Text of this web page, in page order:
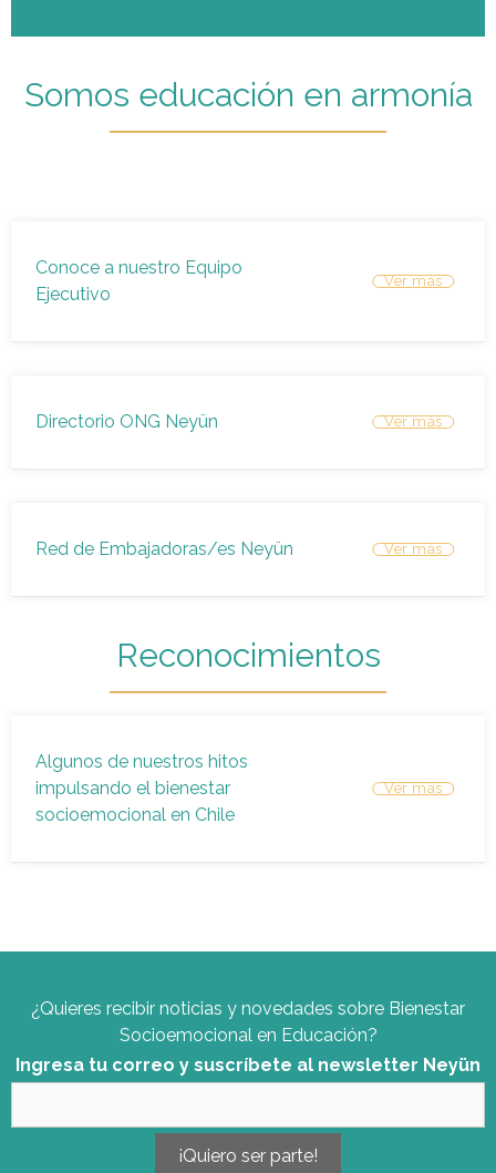
Somos educación en armonía
Conoce a nuestro Equipo
Ejecutivo
Directorio ONG Neyün
Red de Embajadoras/es Neyün
Reconocimientos
Algunos de nuestros hitos
impulsando el bienestar
socioemocional en Chile
¿Quieres recibir noticias y novedades sobre Bienestar
Socioemocional en Educación?
Ingresa tu correo y suscríbete al newsletter Neyün